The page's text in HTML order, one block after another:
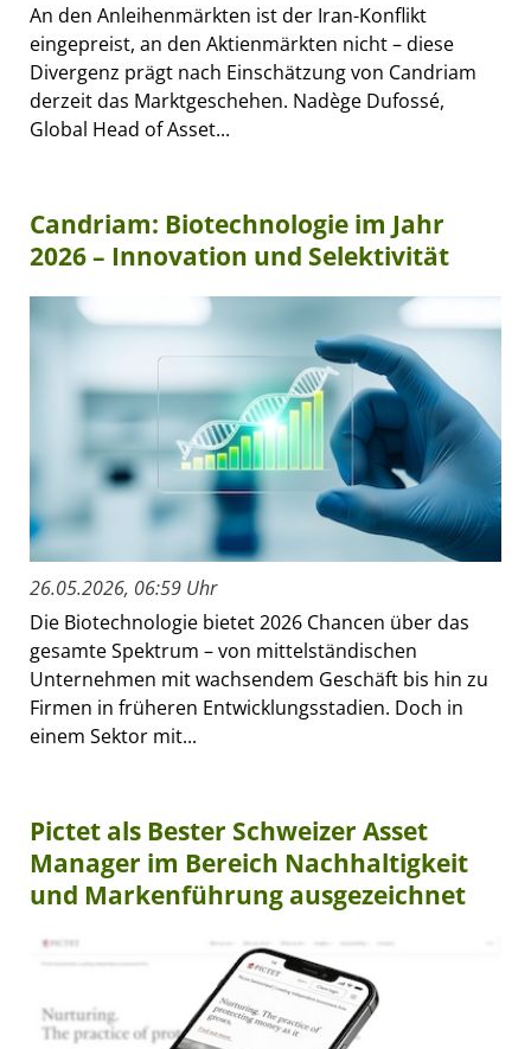
An den Anleihenmärkten ist der Iran-Konflikt
eingepreist, an den Aktienmärkten nicht – diese
Divergenz prägt nach Einschätzung von Candriam
derzeit das Marktgeschehen. Nadège Dufossé,
Global Head of Asset...
Candriam: Biotechnologie im Jahr
2026 – Innovation und Selektivität
26.05.2026, 06:59 Uhr
Die Biotechnologie bietet 2026 Chancen über das
gesamte Spektrum – von mittelständischen
Unternehmen mit wachsendem Geschäft bis hin zu
Firmen in früheren Entwicklungsstadien. Doch in
einem Sektor mit...
Pictet als Bester Schweizer Asset
Manager im Bereich Nachhaltigkeit
und Markenführung ausgezeichnet